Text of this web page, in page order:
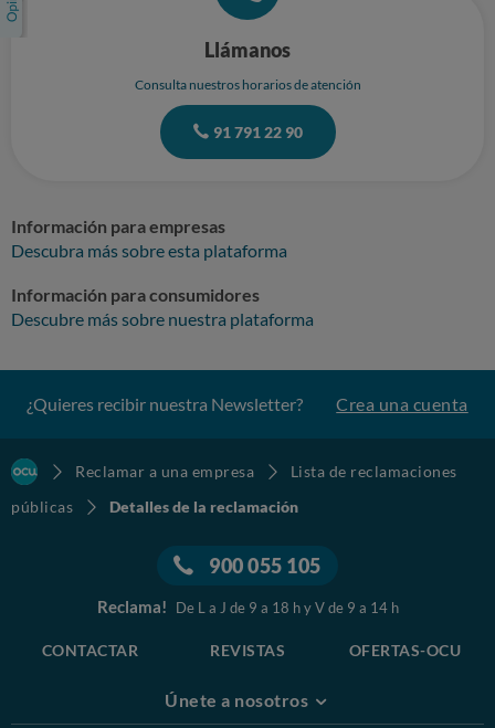
Llámanos
Consulta nuestros horarios de atención
91 791 22 90
Información para empresas
Descubra más sobre esta plataforma
Información para consumidores
Descubre más sobre nuestra plataforma
¿Quieres recibir nuestra Newsletter? Crea una cuenta
Reclamar a una empresa
Lista de reclamaciones
públicas
Detalles de la reclamación
900 055 105
Reclama! De L a J de 9 a 18 h y V de 9 a 14 h
CONTACTAR REVISTAS OFERTAS-OCU
Únete a nosotros